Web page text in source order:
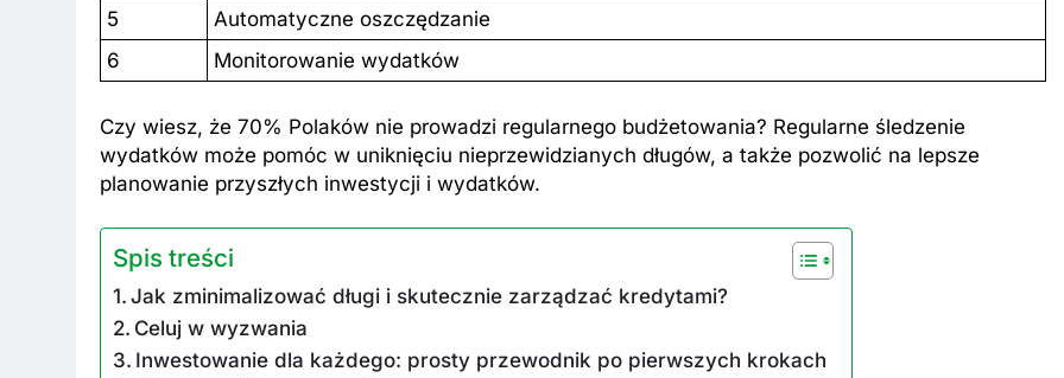
5
Automatyczne oszczędzanie
6
Monitorowanie wydatków
Czy wiesz, że 70% Polaków nie prowadzi regularnego budżetowania? Regularne śledzenie
wydatków może pomóc w uniknięciu nieprzewidzianych długów, a także pozwolić na lepsze
planowanie przyszłych inwestycji i wydatków.
Spis treści
Jak zminimalizować długi i skutecznie zarządzać kredytami?
Celuj w wyzwania
Inwestowanie dla każdego: prosty przewodnik po pierwszych krokach